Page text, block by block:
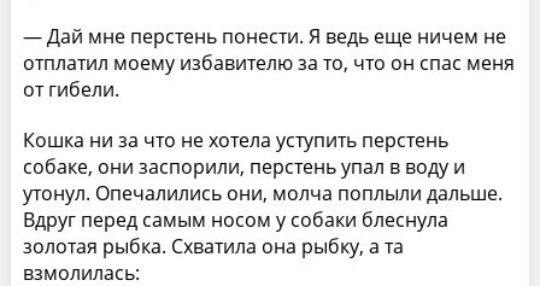
— Дай мне перстень понести. Я ведь еще ничем не
отплатил моему избавителю за то, что он спас меня
от гибели.
Кошка ни за что не хотела уступить перстень
собаке, они заспорили, перстень упал в воду и
утонул. Опечалились они, молча поплыли дальше.
Вдруг перед самым носом у собаки блеснула
золотая рыбка. Схватила она рыбку, а та
взмолилась: